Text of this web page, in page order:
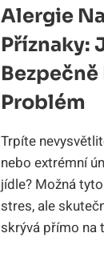
Alergie
Příznaky:
Bezpečně
Problém
Trpíte
nebo extrémní
jídle? Možná
stres, ale
skrývá přímo na